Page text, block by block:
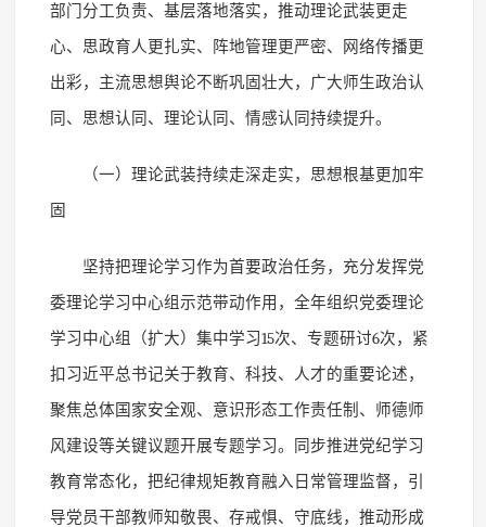
部门分工负责、基层落地落实，推动理论武装更走
心、思政育人更扎实、阵地管理更严密、网络传播更
出彩，主流思想舆论不断巩固壮大，广大师生政治认
同、思想认同、理论认同、情感认同持续提升。
（一）理论武装持续走深走实，思想根基更加牢
固
坚持把理论学习作为首要政治任务，充分发挥党
委理论学习中心组示范带动作用，全年组织党委理论
学习中心组（扩大）集中学习15次、专题研讨6次，紧
扣习近平总书记关于教育、科技、人才的重要论述，
聚焦总体国家安全观、意识形态工作责任制、师德师
风建设等关键议题开展专题学习。同步推进党纪学习
教育常态化，把纪律规矩教育融入日常管理监督，引
导党员干部教师知敬畏、存戒惧、守底线，推动形成